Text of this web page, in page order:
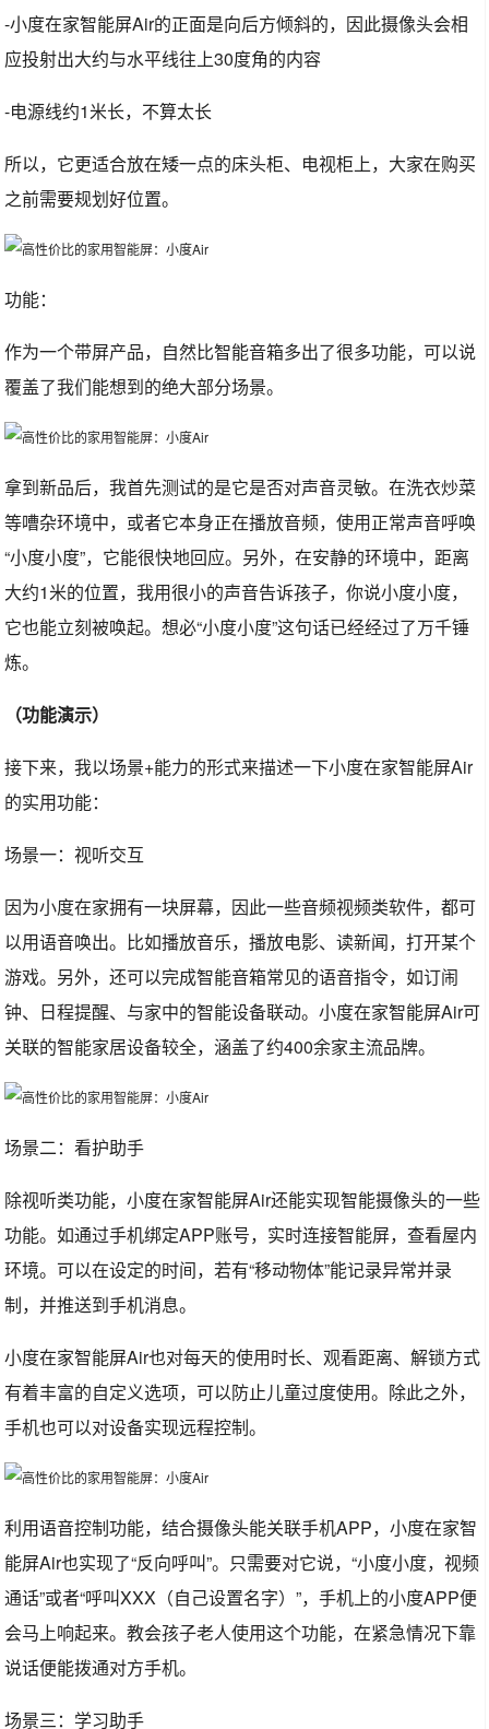
-小度在家智能屏Air的正面是向后方倾斜的，因此摄像头会相
应投射出大约与水平线往上30度角的内容
-电源线约1米长，不算太长
所以，它更适合放在矮一点的床头柜、电视柜上，大家在购买
之前需要规划好位置。
功能：
作为一个带屏产品，自然比智能音箱多出了很多功能，可以说
覆盖了我们能想到的绝大部分场景。
拿到新品后，我首先测试的是它是否对声音灵敏。在洗衣炒菜
等嘈杂环境中，或者它本身正在播放音频，使用正常声音呼唤
“小度小度”，它能很快地回应。另外，在安静的环境中，距离
大约1米的位置，我用很小的声音告诉孩子，你说小度小度，
它也能立刻被唤起。想必“小度小度”这句话已经经过了万千锤
炼。
（功能演示）
接下来，我以场景+能力的形式来描述一下小度在家智能屏Air
的实用功能：
场景一：视听交互
因为小度在家拥有一块屏幕，因此一些音频视频类软件，都可
以用语音唤出。比如播放音乐，播放电影、读新闻，打开某个
游戏。另外，还可以完成智能音箱常见的语音指令，如订闹
钟、日程提醒、与家中的智能设备联动。小度在家智能屏Air可
关联的智能家居设备较全，涵盖了约400余家主流品牌。
场景二：看护助手
除视听类功能，小度在家智能屏Air还能实现智能摄像头的一些
功能。如通过手机绑定APP账号，实时连接智能屏，查看屋内
环境。可以在设定的时间，若有“移动物体”能记录异常并录
制，并推送到手机消息。
小度在家智能屏Air也对每天的使用时长、观看距离、解锁方式
有着丰富的自定义选项，可以防止儿童过度使用。除此之外，
手机也可以对设备实现远程控制。
利用语音控制功能，结合摄像头能关联手机APP，小度在家智
能屏Air也实现了“反向呼叫”。只需要对它说，“小度小度，视频
通话”或者“呼叫XXX（自己设置名字）”，手机上的小度APP便
会马上响起来。教会孩子老人使用这个功能，在紧急情况下靠
说话便能拨通对方手机。
场景三：学习助手